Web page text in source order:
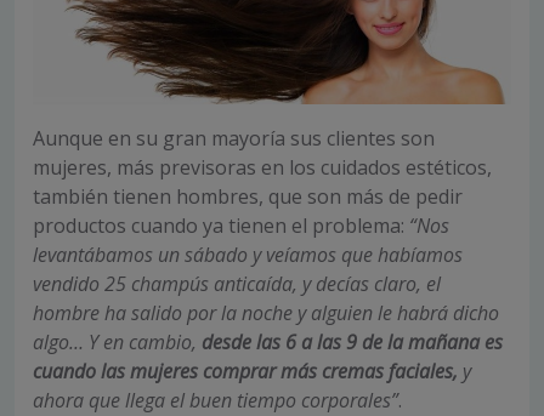
Aunque en su gran mayoría sus clientes son
mujeres, más previsoras en los cuidados estéticos,
también tienen hombres, que son más de pedir
productos cuando ya tienen el problema: “Nos
levantábamos un sábado y veíamos que habíamos
vendido 25 champús anticaída, y decías claro, el
hombre ha salido por la noche y alguien le habrá dicho
algo… Y en cambio, desde las 6 a las 9 de la mañana es
cuando las mujeres comprar más cremas faciales, y
ahora que llega el buen tiempo corporales”.